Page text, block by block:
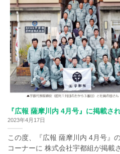
『広報 薩摩川内 4月号』に掲載さ
2023年4月17日
この度、『広報 薩摩川内 4月号』
コーナーに 株式会社宇都組が掲載